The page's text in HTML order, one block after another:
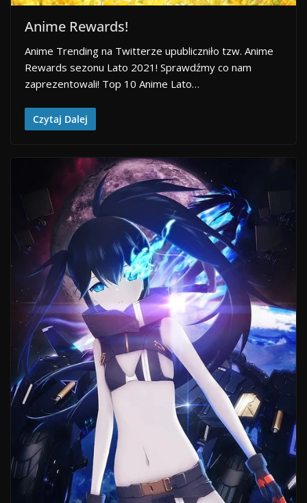
Anime Rewards!
Anime Trending na Twitterze upubliczniło tzw. Anime
Rewards sezonu Lato 2021! Sprawdźmy co nam
zaprezentowali! Top 10 Anime Lato…
Czytaj Dalej